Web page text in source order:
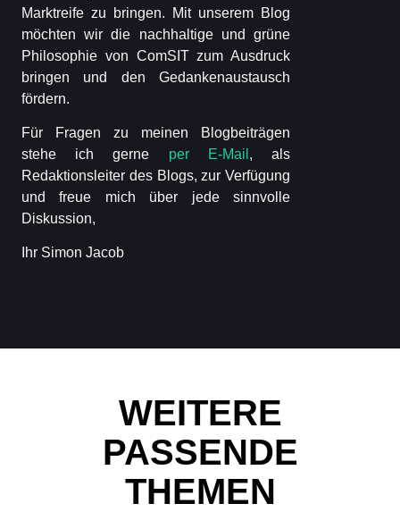
Marktreife zu bringen. Mit unserem Blog
möchten wir die nachhaltige und grüne
Philosophie von ComSIT zum Ausdruck
bringen und den Gedankenaustausch
fördern.
Für Fragen zu meinen Blogbeiträgen
stehe ich gerne per E-Mail , als
Redaktionsleiter des Blogs, zur Verfügung
und freue mich über jede sinnvolle
Diskussion,
Ihr Simon Jacob
WEITERE
PASSENDE
THEMEN